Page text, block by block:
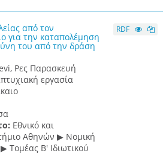
από τον
για την καταπολέμηση
του από την δράση
Ρες Παρασκευή
εργασία
Εθνικό και
Αθηνών ▶ Νομική
Τομέας Β' Ιδιωτικού
RDF